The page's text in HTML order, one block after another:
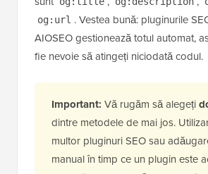
og:url . Vestea bună: pluginurile
AIOSEO gestionează totul automat,
fie nevoie să atingeți niciodată codul.
Important: Vă rugăm să alegeți
dintre metodele de mai jos.
multor pluginuri SEO sau
manual în timp ce un plugin este